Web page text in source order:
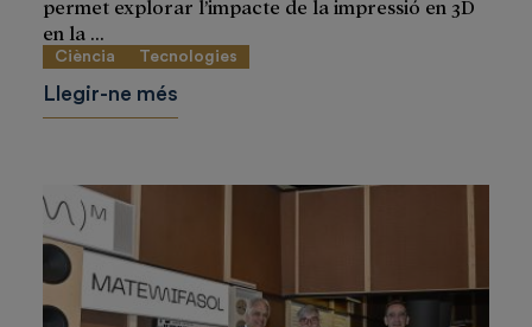
permet explorar l’impacte de la impressió en 3D
en la ...
Ciència Tecnologies
Llegir-ne més